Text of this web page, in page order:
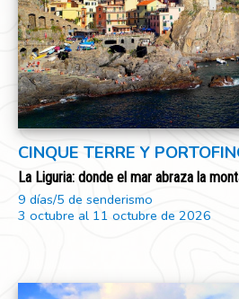
CINQUE TERRE Y
La Liguria: donde el mar abraza la
9 días/5 de senderismo
3 octubre al 11 octubre de 2026